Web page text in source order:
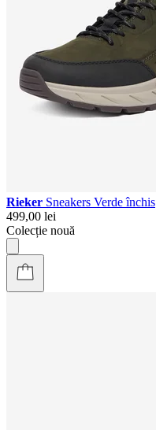
Rieker Sneakers Verde închis
499,00 lei
Colecție nouă